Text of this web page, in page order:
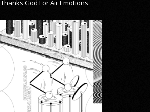
Thanks God For Air Emotions